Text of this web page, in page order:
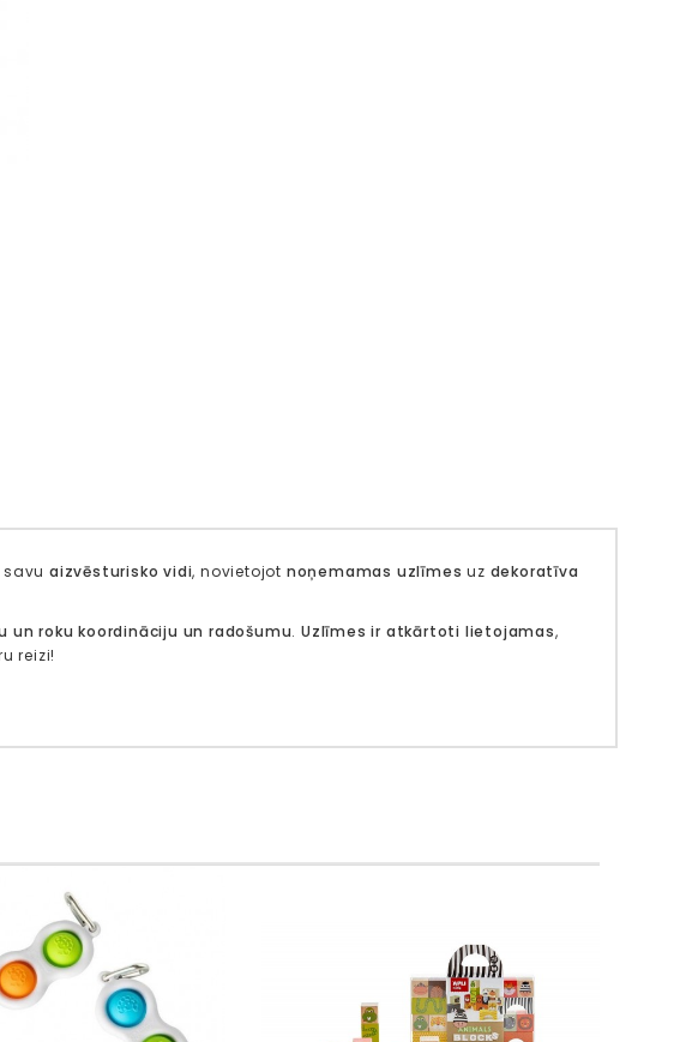
savuaizvēsturisko vidi, novietojot noņemamas uzlīmes uz dekoratīva
un roku koordināciju un radošumu.Uzlīmes ir atkārtoti lietojamas,
reizi!